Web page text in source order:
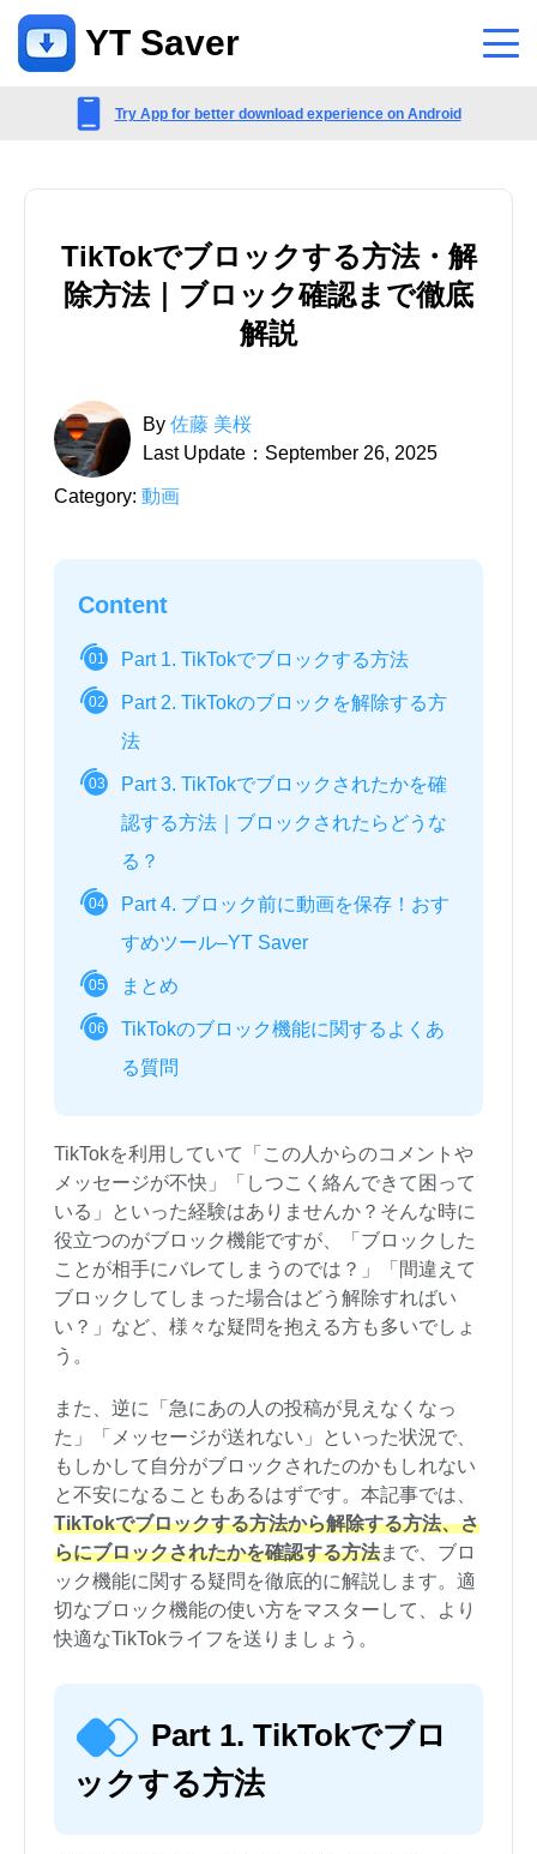
YT Saver
アカウント、支払い、製品などに関するよくある質問
お問い合わせ
販売前のお問い合わせ、オンラインサービスなど
Try App for better download experience on Android
TikTokでブロックする方法・解
除方法｜ブロック確認まで徹底
解説
By 佐藤 美桜
Last Update：September 26, 2025
Category: 動画
Content
01 Part 1. TikTokでブロックする方法
02
Part 2. TikTokのブロックを解除する方
法
03
Part 3. TikTokでブロックされたかを確
認する方法｜ブロックされたらどうな
る？
04
Part 4. ブロック前に動画を保存！おす
すめツール–YT Saver
05 まとめ
06
TikTokのブロック機能に関するよくあ
る質問
TikTokを利用していて「この人からのコメントや
メッセージが不快」「しつこく絡んできて困って
いる」といった経験はありませんか？そんな時に
役立つのがブロック機能ですが、「ブロックした
ことが相手にバレてしまうのでは？」「間違えて
ブロックしてしまった場合はどう解除すればい
い？」など、様々な疑問を抱える方も多いでしょ
う。
また、逆に「急にあの人の投稿が見えなくなっ
た」「メッセージが送れない」といった状況で、
もしかして自分がブロックされたのかもしれない
と不安になることもあるはずです。本記事では、
TikTokでブロックする方法から解除する方法、さ
らにブロックされたかを確認する方法まで、ブロ
ック機能に関する疑問を徹底的に解説します。適
切なブロック機能の使い方をマスターして、より
快適なTikTokライフを送りましょう。
Part 1. TikTokでブロ
ックする方法